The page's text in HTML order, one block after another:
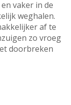
vaker in de
weghalen.
af te
zo vroeg
doorbreken